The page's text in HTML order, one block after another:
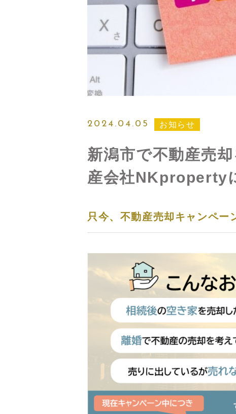
2024.04.05 お知らせ
新潟市で不動産売
産会社NKproperty
只今、不動産売却キャンペー